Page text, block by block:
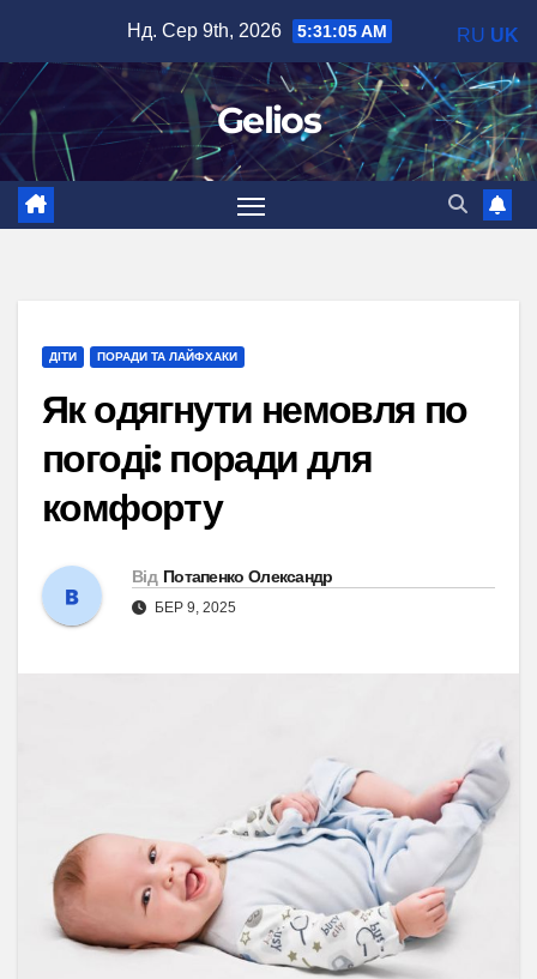
вмісту
Нд. Сер 9th, 2026 5:31:06 AM
Gelios
ДІТИ ПОРАДИ ТА ЛАЙФХАКИ
Як одягнути немовля по
погоді: поради для
комфорту
Від Потапенко Олександр
БЕР 9, 2025
RU UK